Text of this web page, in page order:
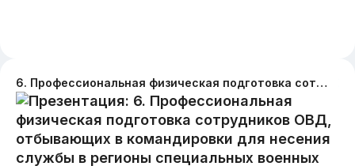
6. Профессиональная физическая подготовка сотрудников ОВД, отбывающих в командировки для несения службы в регионы специальных военных операций